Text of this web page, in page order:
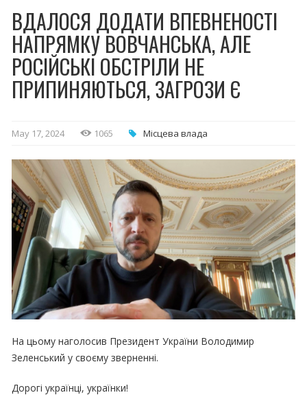
ВДАЛОСЯ ДОДАТИ ВПЕВНЕНОСТІ
НАПРЯМКУ ВОВЧАНСЬКА, АЛЕ
РОСІЙСЬКІ ОБСТРІЛИ НЕ
ПРИПИНЯЮТЬСЯ, ЗАГРОЗИ Є
May 17, 2024 1065 Місцева влада
На цьому наголосив Президент України Володимир
Зеленський у своєму зверненні.
Дорогі українці, українки!